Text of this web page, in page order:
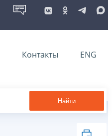
Контакты ENG
Найти